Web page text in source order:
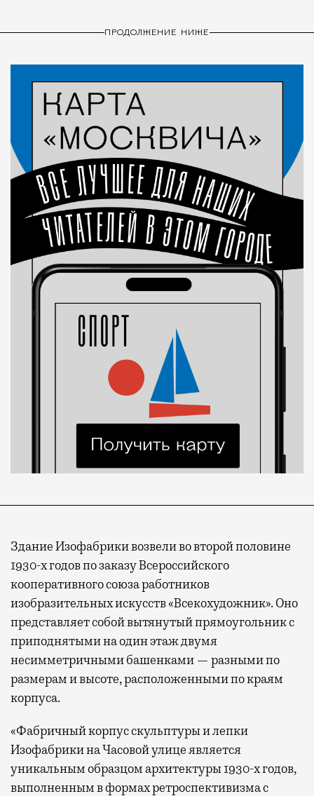
ПРОДОЛЖЕНИЕ НИЖЕ
Здание Изофабрики возвели во второй половине
1930-х годов по заказу Всероссийского
кооперативного союза работников
изобразительных искусств «Всекохудожник». Оно
представляет собой вытянутый прямоугольник с
приподнятыми на один этаж двумя
несимметричными башенками — разными по
размерам и высоте, расположенными по краям
корпуса.
«Фабричный корпус скульптуры и лепки
Изофабрики на Часовой улице является
уникальным образцом архитектуры 1930-х годов,
выполненным в формах ретроспективизма с